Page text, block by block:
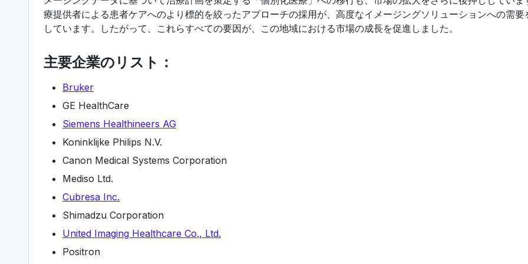
療提供者による患者ケアへのより標的を絞ったアプローチの採用が、高度なイメージングソリューションへの需要
しています。したがって、これらすべての要因が、この地域における市場の成長を促進しました。
主要企業のリスト：
Bruker
GE HealthCare
Siemens Healthineers AG
Koninklijke Philips N.V.
Canon Medical Systems Corporation
Mediso Ltd.
Cubresa Inc.
Shimadzu Corporation
United Imaging Healthcare Co., Ltd.
Positron